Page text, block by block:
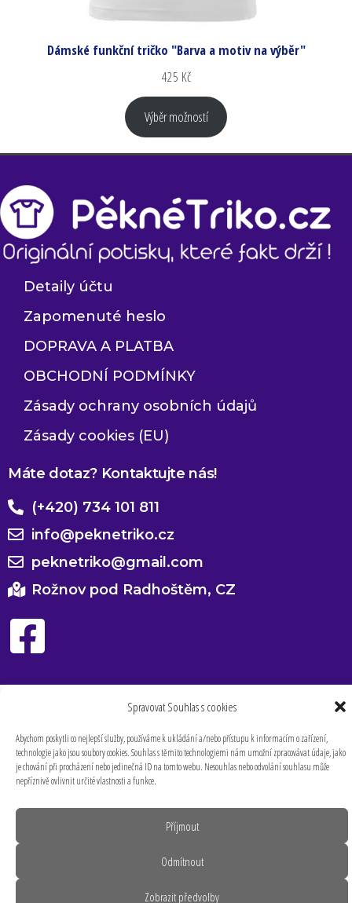
Spravovat Souhlas s cookies
Abychom poskytli co nejlepší služby, používáme k ukládání a/nebo přístupu k informacím o zařízení,
technologie jako jsou soubory cookies. Souhlas s těmito technologiemi nám umožní zpracovávat údaje, jako
je chování při procházení nebo jedinečná ID na tomto webu. Nesouhlas nebo odvolání souhlasu může
nepříznivě ovlivnit určité vlastnosti a funkce.
Příjmout
Odmítnout
Zobrazit předvolby
Dámské funkční tričko "Barva a motiv na výběr"
425 Kč
Výběr možností
Detaily účtu
Zapomenuté heslo
DOPRAVA A PLATBA
OBCHODNÍ PODMÍNKY
Zásady ochrany osobních údajů
Zásady cookies (EU)
Máte dotaz? Kontaktujte nás!
(+420) 734 101 811
info@peknetriko.cz
peknetriko@gmail.com
Rožnov pod Radhoštěm, CZ